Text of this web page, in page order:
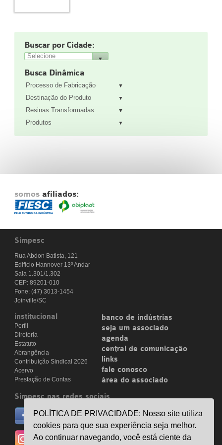
SEJA UM ASSOCIADO
VAGAS
Buscar por Cidade:
Busca Dinâmica
Processo de Fabricação
Destinação do Produto
Resinas Transformadas
Produtos
somos afiliados:
Simpesc
Rua Abdon Batista, 121
Edifício Hannover 13º Andar
Sala 1.301/1.302
CEP: 89201-010
Fone: (47) 3013-1454
Joinville/SC
institucional
Perfil
Diretoria
Estatuto
Abrangência
Contribuição Sindical 2026
Acervo
Prestação de Contas
banco de indústrias
seja um associado
agenda
central de comunicação
links
fale conosco
área do associado
Simpesc nas redes sociais
no facebook
/simpesc
no instagram
@simpescplasticos
POLÍTICA DE PRIVACIDADE: Nosso site utiliza
cookies para que sua experiência seja melhor.
Ao continuar navegando, você está ciente da